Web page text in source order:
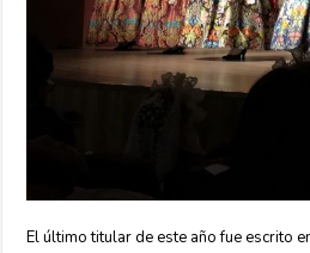
El último titular de este año fue escrito